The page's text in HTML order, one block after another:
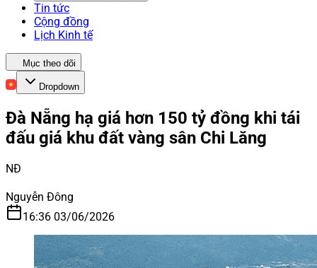
Tin tức
Cộng đồng
Lịch Kinh tế
Mục theo dõi
Dropdown
Đà Nẵng hạ giá hơn 150 tỷ đồng khi tái
đấu giá khu đất vàng sân Chi Lăng
NĐ
Nguyễn Đông
16:36 03/06/2026